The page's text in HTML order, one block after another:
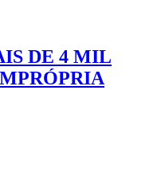
DE 4 MIL